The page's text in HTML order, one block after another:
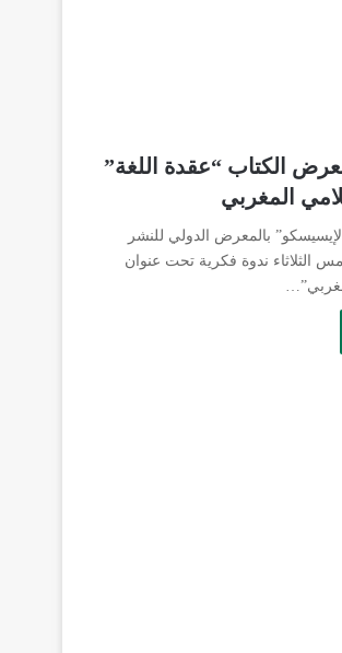
الكتاب “عقدة اللغة”
المغربي
بالمعرض الدولي للنشر
الثلاثاء ندوة فكرية تحت عنوان